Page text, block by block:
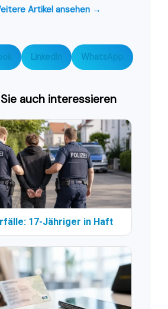
Artikel ansehen →
LinkedIn WhatsApp
auch interessieren
17-Jähriger in Haft